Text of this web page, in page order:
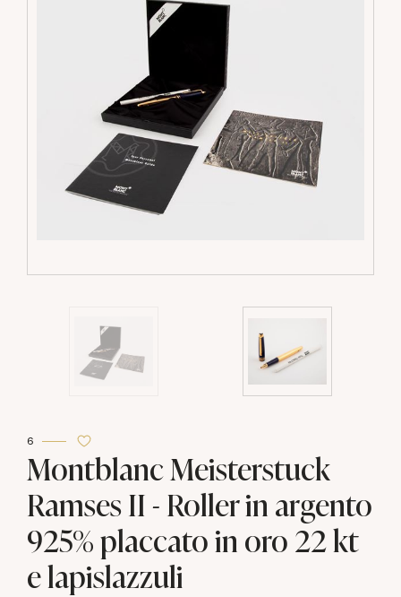
6
Montblanc Meisterstuck
Ramses II - Roller in argento
925% placcato in oro 22 kt
e lapislazzuli